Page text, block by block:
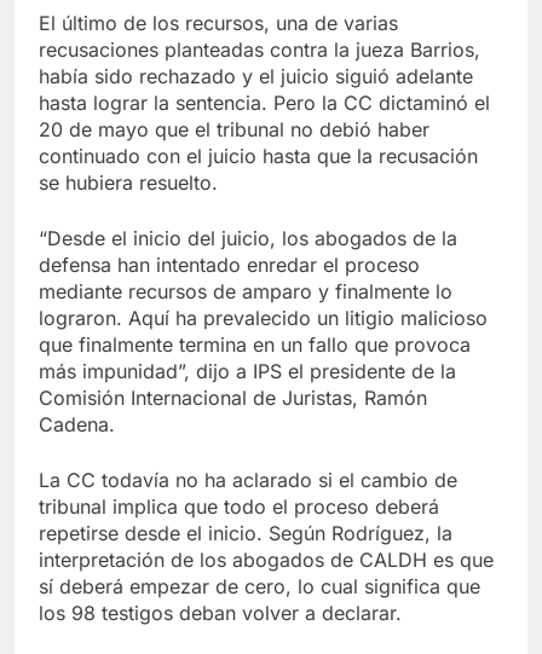
El último de los recursos, una de varias
recusaciones planteadas contra la jueza Barrios,
había sido rechazado y el juicio siguió adelante
hasta lograr la sentencia. Pero la CC dictaminó el
20 de mayo que el tribunal no debió haber
continuado con el juicio hasta que la recusación
se hubiera resuelto.
“Desde el inicio del juicio, los abogados de la
defensa han intentado enredar el proceso
mediante recursos de amparo y finalmente lo
lograron. Aquí ha prevalecido un litigio malicioso
que finalmente termina en un fallo que provoca
más impunidad”, dijo a IPS el presidente de la
Comisión Internacional de Juristas, Ramón
Cadena.
La CC todavía no ha aclarado si el cambio de
tribunal implica que todo el proceso deberá
repetirse desde el inicio. Según Rodríguez, la
interpretación de los abogados de CALDH es que
sí deberá empezar de cero, lo cual significa que
los 98 testigos deban volver a declarar.